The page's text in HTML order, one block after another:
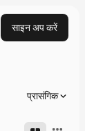
साइन अप करें
प्रासंगिक